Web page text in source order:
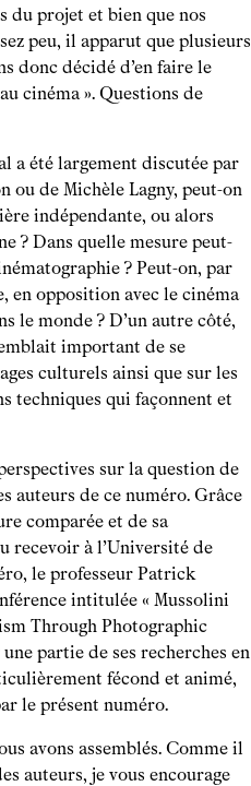
du projet et bien que nos
peu, il apparut que plusieurs
donc décidé d’en faire le
cinéma ». Questions de
a été largement discutée par
ou de Michèle Lagny, peut-on
indépendante, ou alors
? Dans quelle mesure peut-
? Peut-on, par
en opposition avec le cinéma
le monde ? D’un autre côté,
important de se
culturels ainsi que sur les
techniques qui façonnent et
sur la question de
auteurs de ce numéro. Grâce
comparée et de sa
recevoir à l’Université de
le professeur Patrick
intitulée « Mussolini
Through Photographic
partie de ses recherches en
fécond et animé,
le présent numéro.
avons assemblés. Comme il
auteurs, je vous encourage